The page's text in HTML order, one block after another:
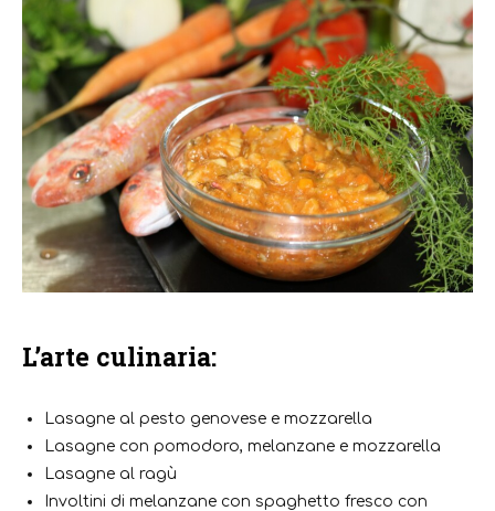
L’arte culinaria:
Lasagne al pesto genovese e mozzarella
Lasagne con pomodoro, melanzane e mozzarella
Lasagne al ragù
Involtini di melanzane con spaghetto fresco con